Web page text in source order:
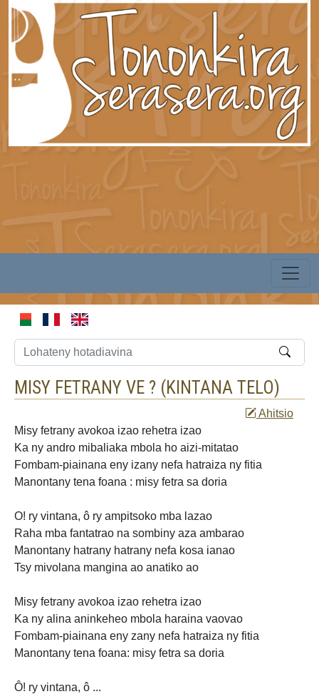
MISY FETRANY VE ? (KINTANA TELO)
Ahitsio
Misy fetrany avokoa izao rehetra izao
Ka ny andro mibaliaka mbola ho aizi-mitatao
Fombam-piainana eny izany nefa hatraiza ny fitia
Manontany tena foana : misy fetra sa doria
O! ry vintana, ô ry ampitsoko mba lazao
Raha mba fantatrao na sombiny aza ambarao
Manontany hatrany hatrany nefa kosa ianao
Tsy mivolana mangina ao anatiko ao
Misy fetrany avokoa izao rehetra izao
Ka ny alina aninkeheo mbola haraina vaovao
Fombam-piainana eny zany nefa hatraiza ny fitia
Manontany tena foana: misy fetra sa doria
Ô! ry vintana, ô ...